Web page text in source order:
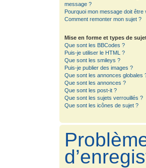
message ?
Pourquoi mon message doit être
Comment remonter mon sujet ?
Mise en forme et types de
Que sont les BBCodes ?
Puis-je utiliser le HTML ?
Que sont les smileys ?
Puis-je publier des images ?
Que sont les annonces globales
Que sont les annonces ?
Que sont les post-it ?
Que sont les sujets verrouillés ?
Que sont les icônes de sujet ?